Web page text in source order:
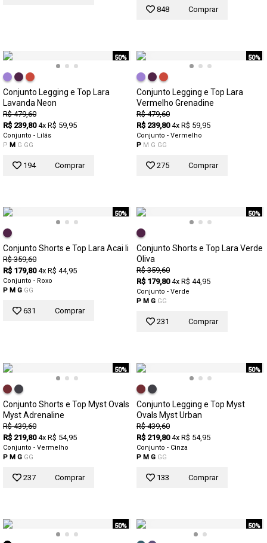
848 Comprar
50%
Conjunto Legging e Top Lara
Lavanda Neon
R$ 479,60
R$ 239,80 4x R$ 59,95
Conjunto - Lilás
P M G GG
194 Comprar
50%
Conjunto Legging e Top Lara
Vermelho Grenadine
R$ 479,60
R$ 239,80 4x R$ 59,95
Conjunto - Vermelho
P M G GG
275 Comprar
50%
Conjunto Shorts e Top Lara Acai Ii
R$ 359,60
R$ 179,80 4x R$ 44,95
Conjunto - Roxo
P M G GG
631 Comprar
50%
Conjunto Shorts e Top Lara Verde
Oliva
R$ 359,60
R$ 179,80 4x R$ 44,95
Conjunto - Verde
P M G GG
231 Comprar
50%
Conjunto Shorts e Top Myst Ovals
Myst Adrenaline
R$ 439,60
R$ 219,80 4x R$ 54,95
Conjunto - Vermelho
P M G GG
237 Comprar
50%
Conjunto Legging e Top Myst
Ovals Myst Urban
R$ 439,60
R$ 219,80 4x R$ 54,95
Conjunto - Cinza
P M G GG
133 Comprar
50% 50%